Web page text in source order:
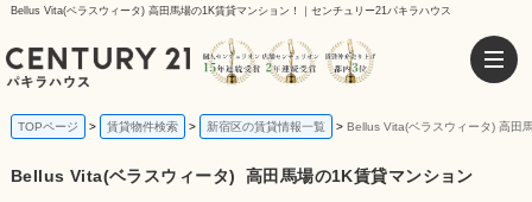
Bellus Vita(ベラスウィータ) 高田馬場の1K賃貸マンション！｜センチュリー21パキラハウス
TOPページ 賃貸物件検索 新宿区の賃貸情報一覧 Bellus Vita(ベラスウィータ) 高田
Bellus Vita(ベラスウィータ) 高田馬場の1K賃貸マンション